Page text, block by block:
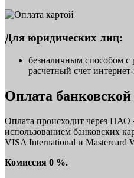
Для юридических лиц:
безналичным способом с
расчетный счет
Оплата
Оплата происходит через
использованием банковских
VISA International и Mastercard
Комиссия 0 %.